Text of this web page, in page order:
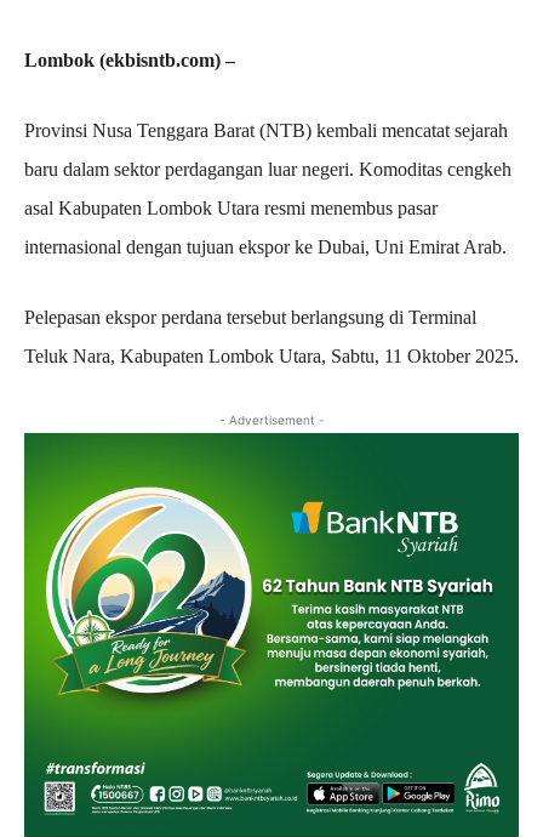
Lombok (ekbisntb.com) –
Provinsi Nusa Tenggara Barat (NTB) kembali mencatat sejarah
baru dalam sektor perdagangan luar negeri. Komoditas cengkeh
asal Kabupaten Lombok Utara resmi menembus pasar
internasional dengan tujuan ekspor ke Dubai, Uni Emirat Arab.
Pelepasan ekspor perdana tersebut berlangsung di Terminal
Teluk Nara, Kabupaten Lombok Utara, Sabtu, 11 Oktober 2025.
- Advertisement -